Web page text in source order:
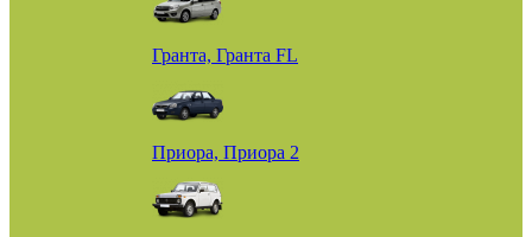
Гранта, Гранта FL
Приора, Приора 2